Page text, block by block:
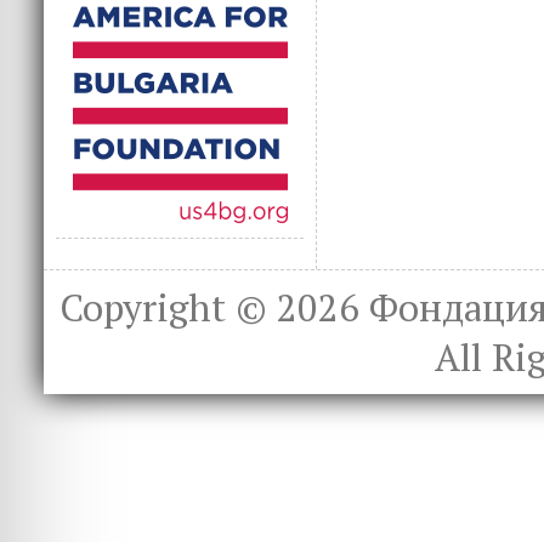
Copyright © 2026
All